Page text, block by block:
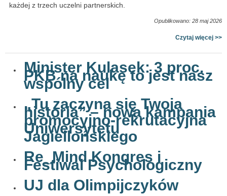
każdej z trzech uczelni partnerskich.
Opublikowano: 28 maj 2026
Czytaj więcej >>
Minister Kulasek: 3 proc.
PKB na naukę to jest nasz
wspólny cel
„Tu zaczyna się Twoja
historia” – nowa kampania
promocyjno-rekrutacyjna
Uniwersytetu
Jagiellońskiego
Re_Mind Kongres i
Festiwal Psychologiczny
UJ dla Olimpijczyków